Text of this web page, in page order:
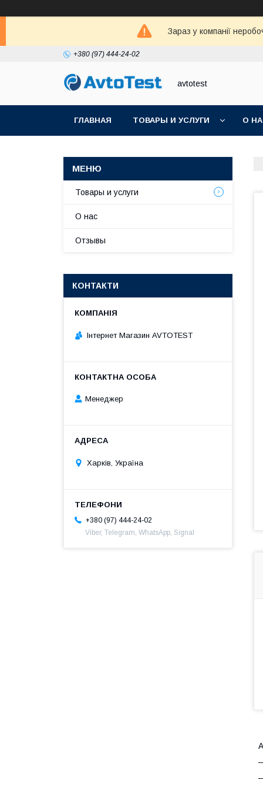
Зараз у компанії
+380 (97) 444-24-02
avtotest
ГЛАВНАЯ ТОВАРЫ И УСЛУГИ О
Товары и услуги
О нас
Отзывы
КОНТАКТИ
Інтернет Магазин AVTOTEST
Менеджер
Харків, Україна
+380 (97) 444-24-02
Viber, Telegram, WhatsApp, Signal